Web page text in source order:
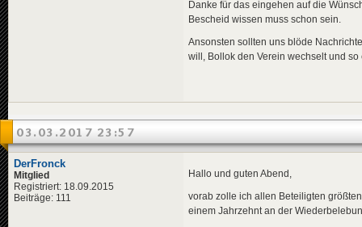
Danke für das eingehen auf die
Bescheid wissen muss schon sein.
Ansonsten sollten uns blöde
will, Bollok den Verein wechselt und
03.03.2017 23:57
DerFronck
Mitglied
Registriert: 18.09.2015
Beiträge: 111
Hallo und guten Abend,
vorab zolle ich allen Beteiligten
einem Jahrzehnt an der